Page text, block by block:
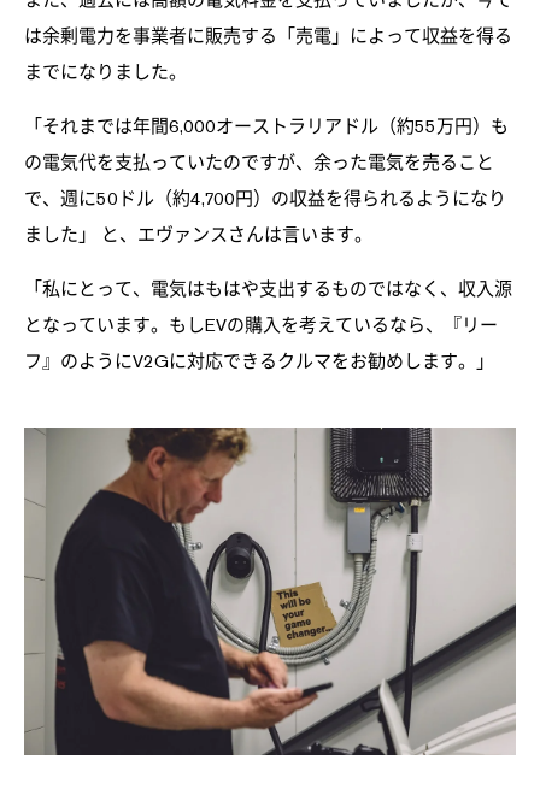
は余剰電力を事業者に販売する「売電」によって収益を得る
までになりました。
「それまでは年間6,000オーストラリアドル（約55万円）も
の電気代を支払っていたのですが、余った電気を売ること
で、週に50ドル（約4,700円）の収益を得られるようになり
ました」 と、エヴァンスさんは言います。
「私にとって、電気はもはや支出するものではなく、収入源
となっています。もしEVの購入を考えているなら、『リー
フ』のようにV2Gに対応できるクルマをお勧めします。」